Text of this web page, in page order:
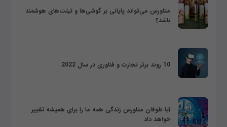
متاورس می‌تواند پایانی بر گوشی‌ها و تبلت‌های هوشمند
باشد؟
10 روند برتر تجارت و فناوری در سال 2022
آیا طوفان متاورس زندگی همه ما را برای همیشه تغییر
خواهد داد